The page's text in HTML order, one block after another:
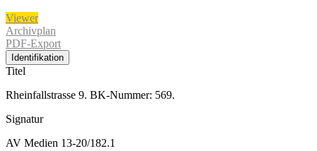
Viewer
Archivplan
PDF-Export
Identifikation
Titel
Rheinfallstrasse 9. BK-Nummer: 569.
Signatur
AV Medien 13-20/182.1